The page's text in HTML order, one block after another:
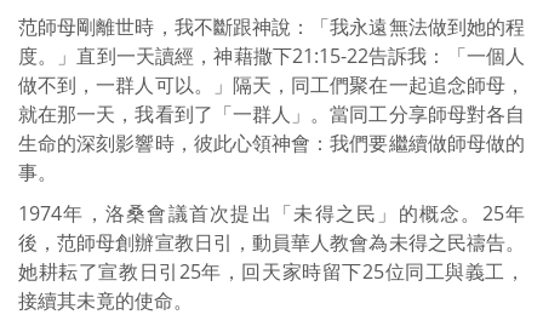
范師母剛離世時，我不斷跟神說：「我永遠無法做到她的程
度。」直到一天讀經，神藉撒下21:15-22告訴我：「一個人
做不到，一群人可以。」隔天，同工們聚在一起追念師母，
就在那一天，我看到了「一群人」。當同工分享師母對各自
生命的深刻影響時，彼此心領神會：我們要繼續做師母做的
事。
1974年，洛桑會議首次提出「未得之民」的概念。25年
後，范師母創辦宣教日引，動員華人教會為未得之民禱告。
她耕耘了宣教日引25年，回天家時留下25位同工與義工，
接續其未竟的使命。